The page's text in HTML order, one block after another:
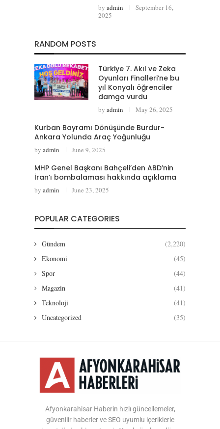
by admin
September 16,
2025
RANDOM POSTS
Türkiye 7. Akıl ve Zeka
Oyunları Finalleri’ne bu
yıl Konyalı öğrenciler
damga vurdu
by admin May 26, 2025
Kurban Bayramı Dönüşünde Burdur-
Ankara Yolunda Araç Yoğunluğu
by admin June 9, 2025
MHP Genel Başkanı Bahçeli’den ABD’nin
İran’ı bombalaması hakkında açıklama
by admin June 23, 2025
POPULAR CATEGORIES
Gündem
(2,220)
Ekonomi
(45)
Spor
(44)
Magazin
(41)
Teknoloji
(41)
Uncategorized
(35)
Afyonkarahisar Haberin hızlı güncellemeler,
güvenilir haberler ve SEO uyumlu içeriklerle